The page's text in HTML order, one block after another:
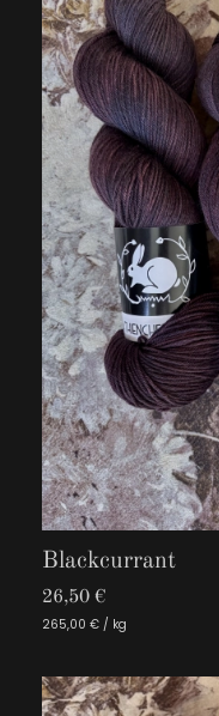
Blackcurrant
26,50 €
265,00 € / kg